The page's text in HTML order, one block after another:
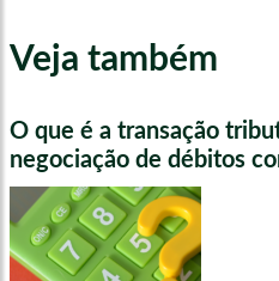
Veja também
O que é a transação
negociação de débitos